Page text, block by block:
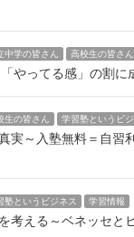
中学の皆さん 高校生の皆さん
やってる感」の割に
生の皆さん 学習塾というビ
実～入塾無料＝自習
塾というビジネス 学習情報
考える～ベネッセと